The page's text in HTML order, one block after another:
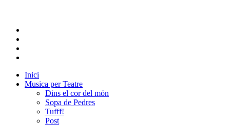
Inici
Musica per Teatre
Dins el cor del món
Sopa de Pedres
Tufff!
Post